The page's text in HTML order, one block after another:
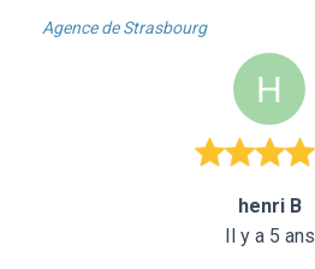
Agence de Strasbourg
henri B
Il y a 5 ans